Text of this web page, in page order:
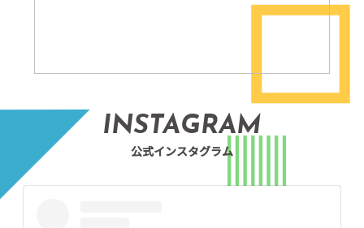
INSTAGRAM
公式インスタグラム